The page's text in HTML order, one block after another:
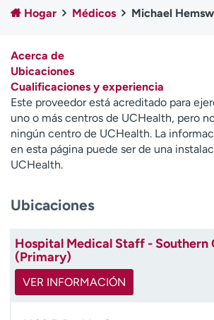
Atención a medios de
comunicación
Contáctenos Noticias e
A
y
ú
d
m
e
n
o
Hogar Médicos Michael
Acerca de
Ubicaciones
Cualificaciones y experiencia
Este proveedor está acreditado para
uno o más centros de UCHealth, pero
ningún centro de UCHealth. La
en esta página puede ser de una
UCHealth.
Ubicaciones
Hospital Medical Staff - Southern
(Primary)
VER INFORMACIÓN